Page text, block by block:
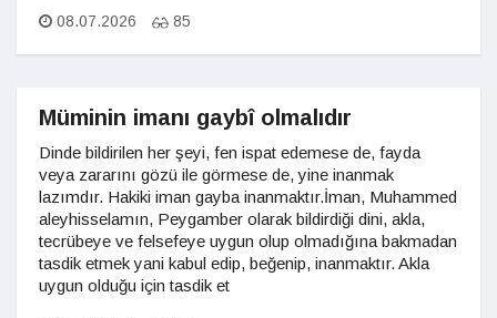
08.07.2026 85
Müminin imanı gaybî olmalıdır
Dinde bildirilen her şeyi, fen ispat edemese de, fayda
veya zararını gözü ile görmese de, yine inanmak
lazımdır. Hakiki iman gayba inanmaktır.İman, Muhammed
aleyhisselamın, Peygamber olarak bildirdiği dini, akla,
tecrübeye ve felsefeye uygun olup olmadığına bakmadan
tasdik etmek yani kabul edip, beğenip, inanmaktır. Akla
uygun olduğu için tasdik et